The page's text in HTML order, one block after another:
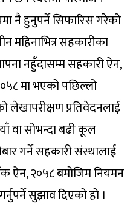
नै हुनुपर्ने सिफारिस गरेको
महिनाभित्र सहकारीका
नहुँदासम्म सहकारी ऐन,
मा भएको पछिल्लो
प्रतिवेदनलाई
वा सोभन्दा बढी कूल
गर्ने सहकारी संस्थालाई
ऐन, २०५८ बमोजिम नियमन
सुझाव दिएको हो ।